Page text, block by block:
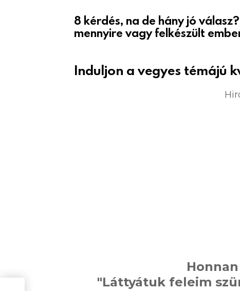
8 kérdés, na de hány jó
mennyire vagy felkészült
Induljon a vegyes témájú
"Láttyátuk feleim